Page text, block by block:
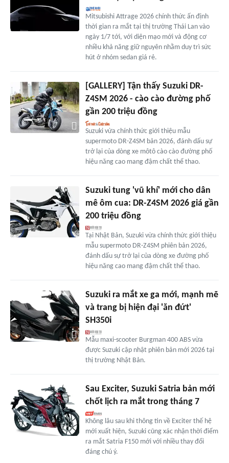
Mitsubishi Attrage 2026 chính thức ấn định
thời gian ra mắt tại thị trường Thái Lan vào
ngày 1/7 tới, với diện mạo mới và động cơ
nhiều khả năng giữ nguyên nhằm duy trì sức
hút ở nhóm sedan giá rẻ.
[GALLERY] Tận thấy Suzuki DR-
Z4SM 2026 - cào cào đường phố
gần 200 triệu đồng
Suzuki vừa chính thức giới thiệu mẫu
supermoto DR-Z4SM bản 2026, đánh dấu sự
trở lại của dòng xe môtô cào cào đường phố
hiệu năng cao mang đậm chất thể thao.
Suzuki tung 'vũ khí' mới cho dân
mê ôm cua: DR-Z4SM 2026 giá gần
200 triệu đồng
Tại Nhật Bản, Suzuki vừa chính thức giới thiệu
mẫu supermoto DR-Z4SM phiên bản 2026,
đánh dấu sự trở lại của dòng xe đường phố
hiệu năng cao mang đậm chất thể thao.
Suzuki ra mắt xe ga mới, mạnh mẽ
và trang bị hiện đại 'ăn đứt'
SH350i
Mẫu maxi-scooter Burgman 400 ABS vừa
được Suzuki cập nhật phiên bản mới 2026 tại
thị trường Nhật Bản.
Sau Exciter, Suzuki Satria bản mới
chốt lịch ra mắt trong tháng 7
Không lâu sau khi thông tin về Exciter thế hệ
mới xuất hiện, Suzuki cũng xác nhận thời điểm
ra mắt Satria F150 mới với nhiều thay đổi
đáng chú ý.